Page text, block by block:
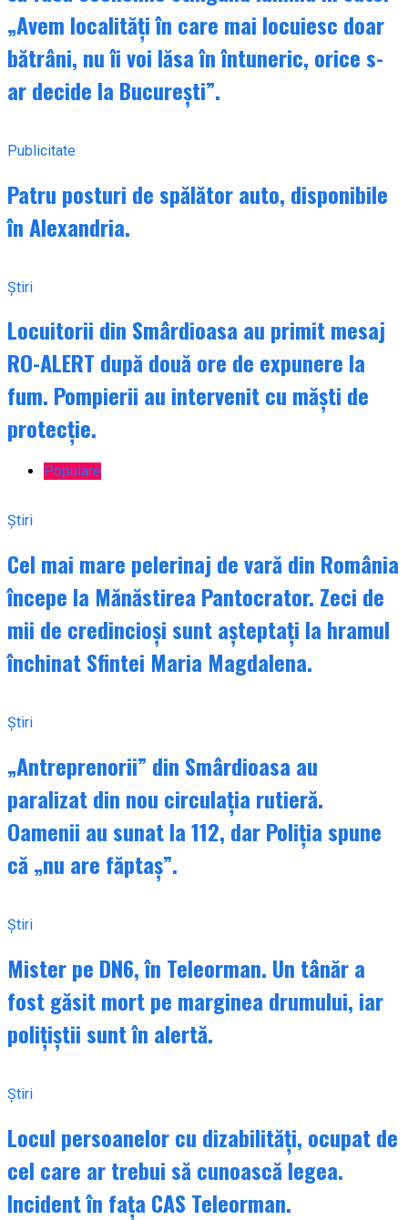
„Avem localități în care mai locuiesc doar
bătrâni, nu îi voi lăsa în întuneric, orice s-
ar decide la București”.
Publicitate
Patru posturi de spălător auto, disponibile
în Alexandria.
Știri
Locuitorii din Smârdioasa au primit mesaj
RO-ALERT după două ore de expunere la
fum. Pompierii au intervenit cu măști de
protecție.
Populare
Știri
Cel mai mare pelerinaj de vară din România
începe la Mănăstirea Pantocrator. Zeci de
mii de credincioși sunt așteptați la hramul
închinat Sfintei Maria Magdalena.
Știri
„Antreprenorii” din Smârdioasa au
paralizat din nou circulația rutieră.
Oamenii au sunat la 112, dar Poliția spune
că „nu are făptaș”.
Știri
Mister pe DN6, în Teleorman. Un tânăr a
fost găsit mort pe marginea drumului, iar
polițiștii sunt în alertă.
Știri
Locul persoanelor cu dizabilități, ocupat de
cel care ar trebui să cunoască legea.
Incident în fața CAS Teleorman.